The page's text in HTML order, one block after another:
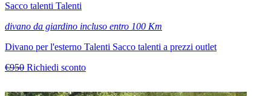
Sacco talenti Talenti
divano da giardino incluso entro 100 Km
Divano per l'esterno Talenti Sacco talenti a prezzi outlet
€950 Richiedi sconto